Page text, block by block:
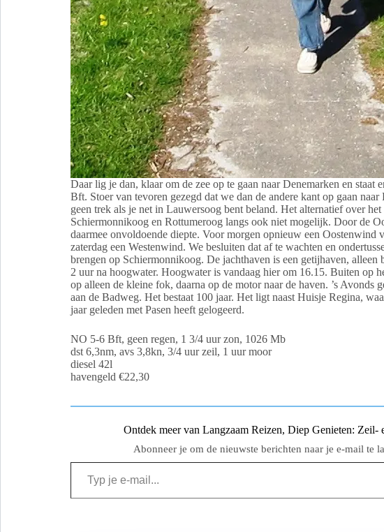
Daar lig je dan, klaar om de zee op te gaan naar Denemarken en
Bft. Stoer van tevoren gezegd dat we dan de andere kant op gaan
geen trek als je net in Lauwersoog bent beland. Het alternatief over
Schiermonnikoog en Rottumeroog langs ook niet mogelijk. Door de
daarmee onvoldoende diepte. Voor morgen opnieuw een Oostenwind
zaterdag een Westenwind. We besluiten dat af te wachten en
brengen op Schiermonnikoog. De jachthaven is een getijhaven, alleen
2 uur na hoogwater. Hoogwater is vandaag hier om 16.15. Buiten op
op alleen de kleine fok, daarna op de motor naar de haven. ’s Avonds
aan de Badweg. Het bestaat 100 jaar. Het ligt naast Huisje Regina,
jaar geleden met Pasen heeft gelogeerd.
NO 5-6 Bft, geen regen, 1 3/4 uur zon, 1026 Mb
dst 6,3nm, avs 3,8kn, 3/4 uur zeil, 1 uur moor
diesel 42l
havengeld €22,30
Ontdek meer van Langzaam Reizen, Diep Genieten: Zeil-
Abonneer je om de nieuwste berichten naar je e-mail te